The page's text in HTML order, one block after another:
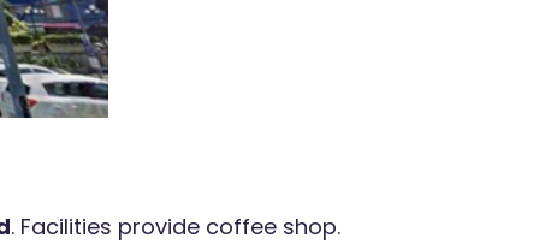
. Facilities provide coffee shop.